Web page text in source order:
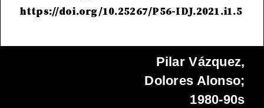
https://doi.org/10.25267/P56-IDJ.2021.i1.5
Pilar Vázquez,
Dolores Alonso;
1980-90s